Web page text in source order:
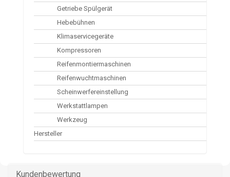
Getriebe Spülgerät
Hebebühnen
Klimaservicegeräte
Kompressoren
Reifenmontiermaschinen
Reifenwuchtmaschinen
Scheinwerfereinstellung
Werkstattlampen
Werkzeug
Hersteller
Kundenbewertung